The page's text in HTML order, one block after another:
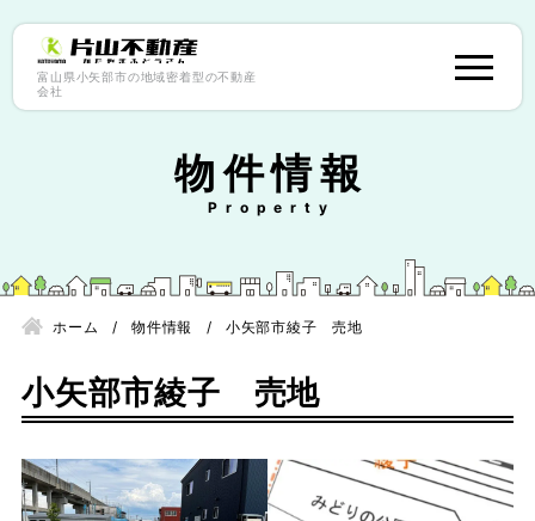
富山県小矢部市の地域密着型の不動産
会社
物件情報
ホーム 物件情報 小矢部市綾子 売地
小矢部市綾子 売地